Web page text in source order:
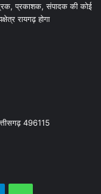
प्रकाशक, संपादक की कोई
रायगढ़ होगा
496115